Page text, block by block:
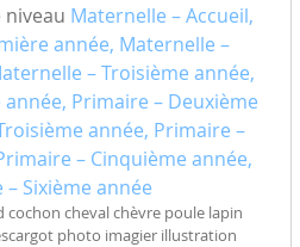
niveau Maternelle – Accueil,
année, Maternelle –
– Troisième année,
Primaire – Deuxième
année, Primaire –
– Cinquième année,
Sixième année
cochon cheval chèvre poule lapin
photo imagier illustration